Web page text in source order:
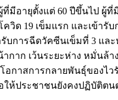
มีอายุตั้งแต่ 60 ปีขึ้นไป ผู้ที่
ด 19 เข็มแรก และเข้ารั
บการฉีดวัคซีนเข็มที่ 3 แล
กาก เว้นระยะห่าง หมั่นล้า
าสการกลายพันธุ์ของไว
ให้ประชาชนยังคงปฏิบัติต